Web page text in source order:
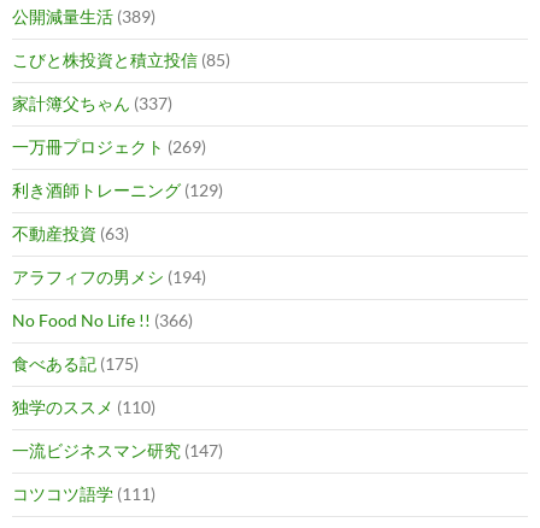
公開減量生活 (389)
こびと株投資と積立投信 (85)
家計簿父ちゃん (337)
一万冊プロジェクト (269)
利き酒師トレーニング (129)
不動産投資 (63)
アラフィフの男メシ (194)
No Food No Life !! (366)
食べある記 (175)
独学のススメ (110)
一流ビジネスマン研究 (147)
コツコツ語学 (111)